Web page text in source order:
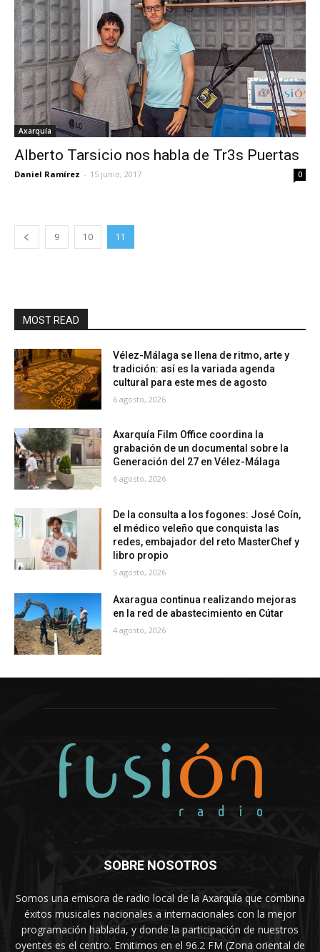
Axarquía
Alberto Tarsicio nos habla de Tr3s Puertas
Daniel Ramírez - 15 junio, 2017 0
9 10 11
MOST READ
Vélez-Málaga se llena de ritmo, arte y
tradición: así es la variada agenda
cultural para este mes de agosto
6 agosto, 2026
Axarquía Film Office coordina la
grabación de un documental sobre la
Generación del 27 en Vélez-Málaga
6 agosto, 2026
De la consulta a los fogones: José Coín,
el médico veleño que conquista las
redes, embajador del reto MasterChef y
libro propio
5 agosto, 2026
Axaragua continua realizando mejoras
en la red de abastecimiento en Cútar
4 agosto, 2026
SOBRE NOSOTROS
Somos una emisora de radio local de la Axarquía que combina
éxitos musicales nacionales a internacionales con la mejor
programación hablada, y donde la participación de nuestros
oyentes es el centro. Emitimos en el 96.2 FM (Zona oriental de